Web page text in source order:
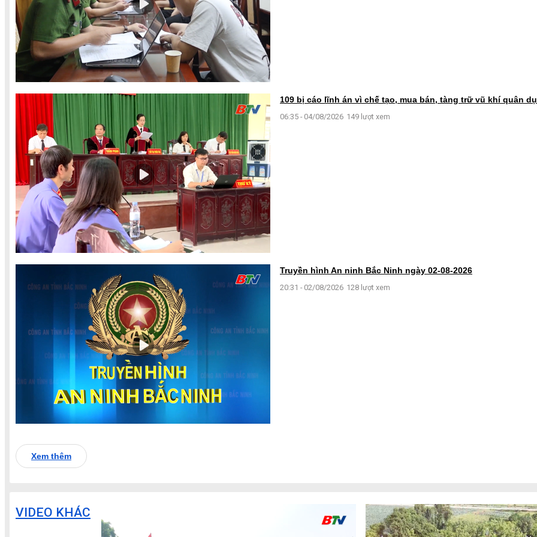
109 bị cáo lĩnh án vì chế tạo, mua bán, tàng trữ vũ khí quân
06:35 - 04/08/2026 149 lượt xem
Truyền hình An ninh Bắc Ninh ngày 02-08-2026
20:31 - 02/08/2026 128 lượt xem
Xem thêm
VIDEO KHÁC